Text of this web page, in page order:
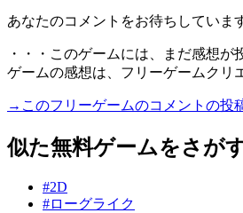
あなたのコメントをお待ちしていま
・・・このゲームには、まだ感想
ゲームの感想は、フリーゲームクリ
→このフリーゲームのコメントの投
似た無料ゲームをさが
#2D
#ローグライク